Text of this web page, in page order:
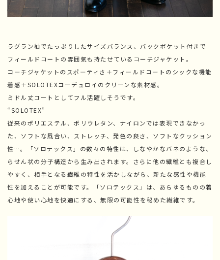
ラグラン袖でたっぷりしたサイズバランス、バックポケット付きで
フィールドコートの雰囲気も持たせているコーチジャケット。
コーチジャケットのスポーティさ＋フィールドコートのシックな機能
着感＋SOLOTEXコーデュロイのクリーンな素材感。
ミドル丈コートとしてフル活躍しそうです。
“SOLOTEX”
従来のポリエステル、ポリウレタン、ナイロンでは表現できなかっ
た、ソフトな風合い、ストレッチ、発色の良さ、ソフトなクッション
性…。「ソロテックス」の数々の特性は、しなやかなバネのような、
らせん状の分子構造から生み出されます。さらに他の繊維とも複合し
やすく、相手となる繊維の特性を活かしながら、新たな感性や機能
性を加えることが可能です。「ソロテックス」は、あらゆるものの着
心地や使い心地を快適にする、無限の可能性を秘めた繊維です。